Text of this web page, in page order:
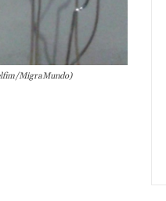
MigraMundo)